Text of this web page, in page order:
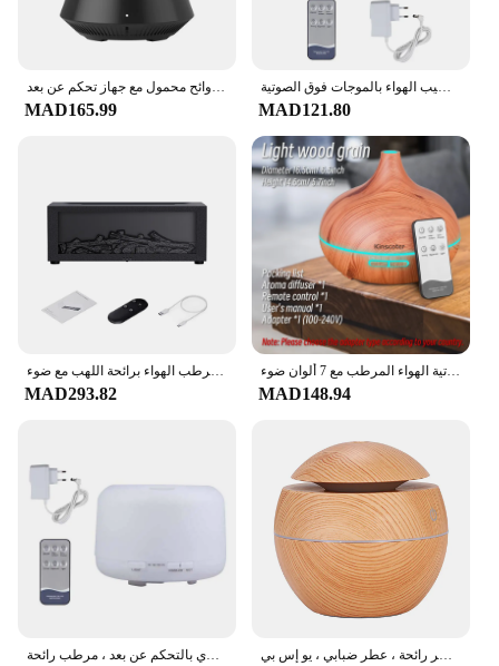
MAD165.99 MAD121.80
MAD293.82
عالية الجودة 500 مللي الروائح الناشر الضروري النفط الخشب الحبوب التحكم عن بعد بالموجات فوق الصوتية الهواء المرطب مع 7 ألوان ضوء
MAD148.94